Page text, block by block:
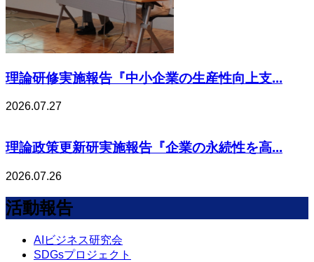
理論研修実施報告『中小企業の生産性向上支...
2026.07.27
理論政策更新研実施報告『企業の永続性を高...
2026.07.26
活動報告
AIビジネス研究会
SDGsプロジェクト